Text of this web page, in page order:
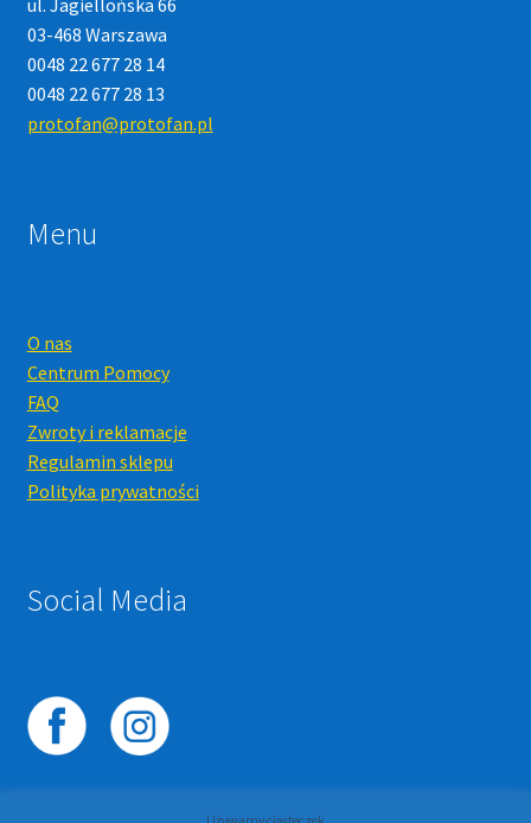
ul. Jagiellońska 66
03-468 Warszawa
0048 22 677 28 14
0048 22 677 28 13
protofan@protofan.pl
Menu
O nas
Centrum Pomocy
FAQ
Zwroty i reklamacje
Regulamin sklepu
Polityka prywatności
Social Media